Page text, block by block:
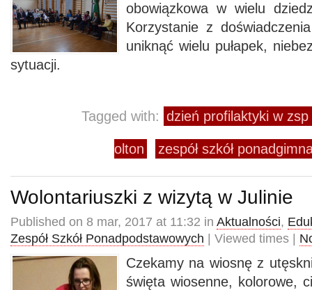
obowiązkowa w wielu
Korzystanie z
uniknąć wielu pułapek,
sytuacji.
Tagged with: dzień profilaktyki w
olton zespół szkół
Wolontariuszki z wizytą w Julinie
Published on 8 mar, 2017 at 11:32 in Aktualności,
Zespół Szkół Ponadpodstawowych | Viewed times |
Czekamy na wiosnę z
święta wiosenne, kolorowe,